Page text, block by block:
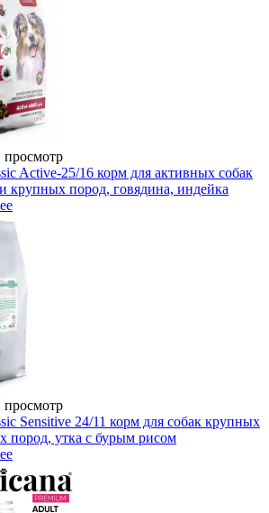
Active-25/16 корм для активных собак
крупных пород, говядина, индейка
Sensitive 24/11 корм для собак крупных
пород, утка с бурым рисом